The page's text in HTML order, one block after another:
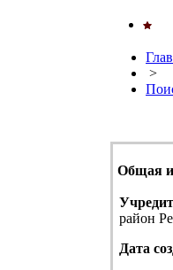
>
Общая
район
Дата